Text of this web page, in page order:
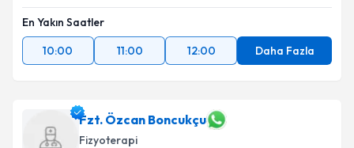
En Yakın Saatler
10:00
11:00 12:00 Daha Fazla
Fzt. Özcan Boncukçu
Fizyoterapi